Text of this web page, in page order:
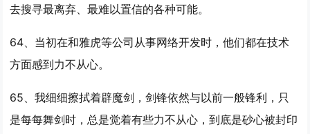
去搜寻最离弃、最难以置信的各种可能。
64、当初在和雅虎等公司从事网络开发时，他们都在技术
方面感到力不从心。
65、我细细擦拭着辟魔剑，剑锋依然与以前一般锋利，只
是每每舞剑时，总是觉着有些力不从心 ，到底是砂心被封印